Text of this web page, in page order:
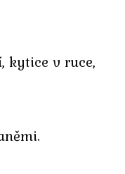
kytice v ruce,